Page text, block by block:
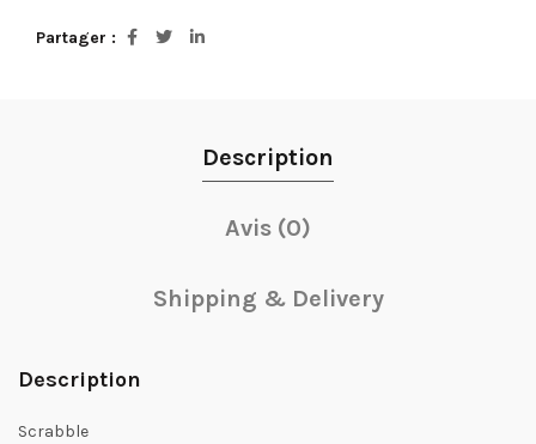
Partager
Description
Avis (0)
Shipping & Delivery
Description
Scrabble